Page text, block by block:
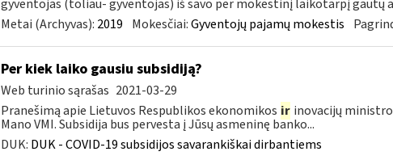
gyventojas (toliau- gyventojas) iš savo per mokestinį laikotarpį gautų
Metai (Archyvas): 2019 Mokesčiai:Gyventojų pajamų mokestis
Per kiek laiko gausiu subsidiją?
Web turinio sąrašas 2021-03-29
Pranešimą apie Lietuvos Respublikos ekonomikos ir inovacijų
Mano VMI. Subsidija bus pervesta į Jūsų asmeninę banko...
DUK: DUK - COVID-19 subsidijos savarankiškai dirbantiems